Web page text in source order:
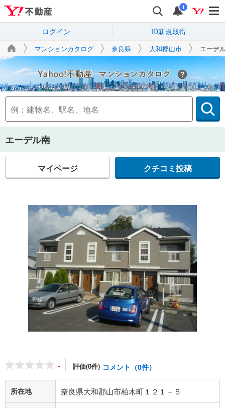
i
ログイン ID新規取得
マンションカタログ 奈良県 大和郡山市 エーデ
Yahoo!不動産
エーデル南
マイページ クチコミ投稿
- 評価(0件) コメント（0件）
所在地 奈良県大和郡山市柏木町１２１－５